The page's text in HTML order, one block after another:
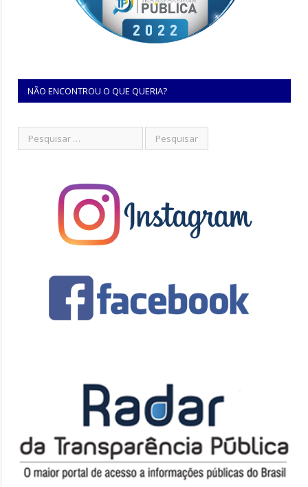
NÃO ENCONTROU O QUE QUERIA?